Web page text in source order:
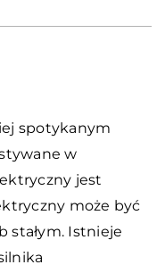
spotykanym
w
jest
może być
stałym. Istnieje